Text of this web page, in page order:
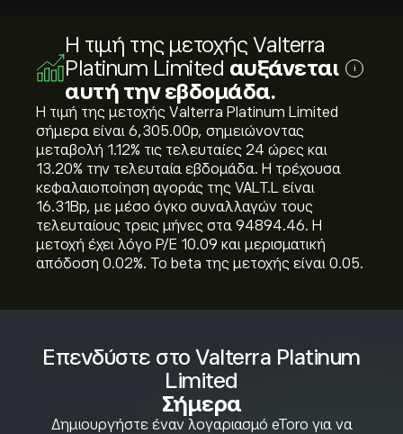
Επενδύστε στο Valterra Platinum
Limited
Σήμερα
Δημιουργήστε έναν λογαριασμό eToro για να
Η τιμή της μετοχής Valterra
Platinum Limited αυξάνεται
αυτή την εβδομάδα.
i
Η τιμή της μετοχής Valterra Platinum Limited
σήμερα είναι 6,305.00‎p‎, σημειώνοντας
μεταβολή ‎1.12‎% τις τελευταίες 24 ώρες και
‎13.20‎% την τελευταία εβδομάδα. Η τρέχουσα
κεφαλαιοποίηση αγοράς της VALT.L είναι
16.31B‎p‎, με μέσο όγκο συναλλαγών τους
τελευταίους τρεις μήνες στα 94894.46. Η
μετοχή έχει λόγο P/E 10.09 και μερισματική
απόδοση 0.02%. Το beta της μετοχής είναι 0.05.